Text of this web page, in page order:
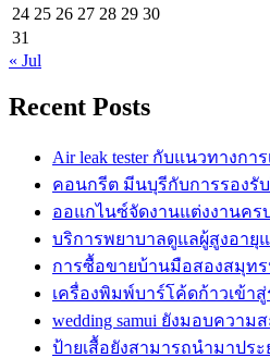
24 25 26 27 28 29 30
31
« Jul
Recent Posts
Air leak tester กับแนวทางก
คอนกรีต มีนบุรีกับการรองรั
ออแกไนซ์จัดงานแต่งงานคร
บริการพยาบาลดูแลผู้สูงอายุ
การซื้อขายบ้านมือสองสมุทร
เครื่องพิมพ์บาร์โค้ดก้าวเข้า
wedding samui ยังมอบควา
ป้ายเสื้อยังสามารถนำมาปร